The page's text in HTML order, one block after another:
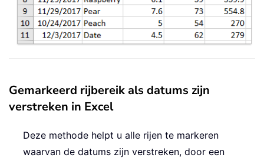
Gemarkeerd rijbereik als datums zijn
verstreken in Excel
Deze methode helpt u alle rijen te markeren
waarvan de datums zijn verstreken, door een